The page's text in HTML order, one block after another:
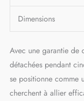
Dimensions
Avec une garantie de
détachées pendant
se positionne comme
cherchent à allier